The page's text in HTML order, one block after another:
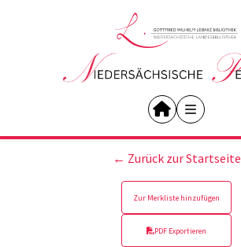
← Zurück zur Startseite
Zur Merkliste hinzufügen
PDF Exportieren